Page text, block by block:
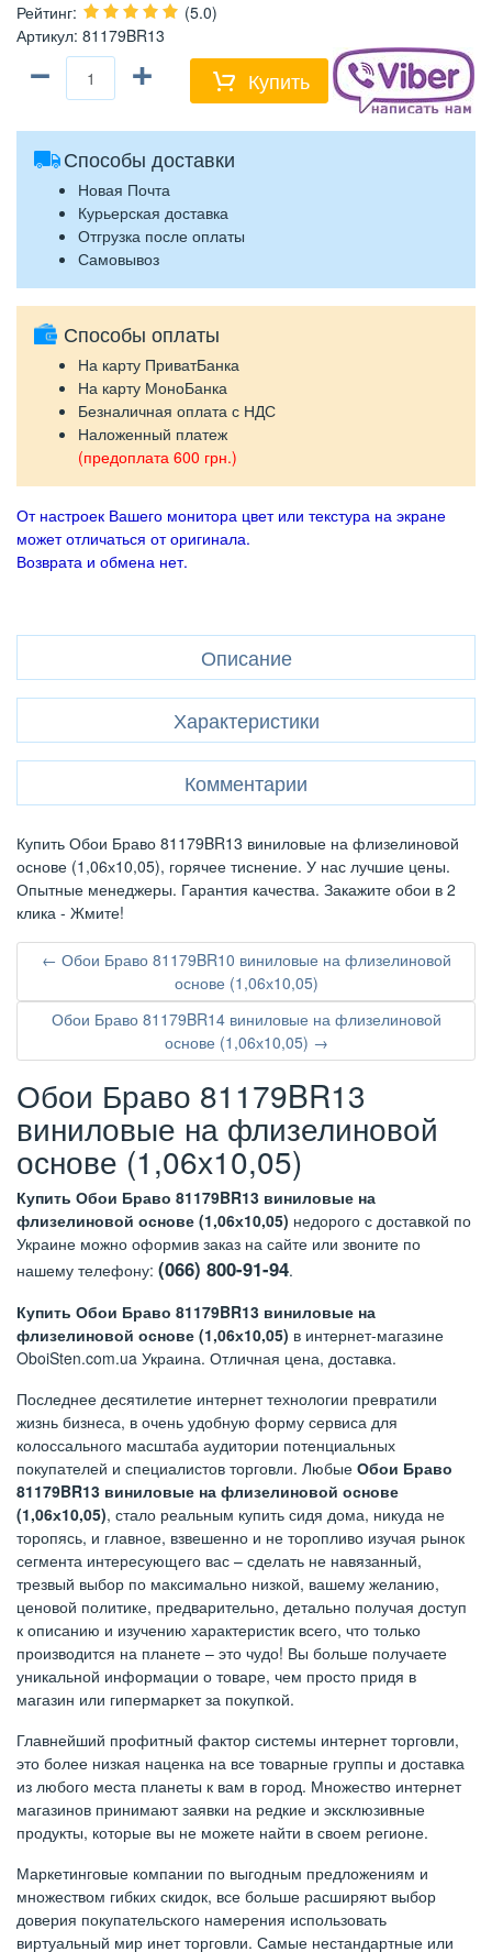
Рейтинг:
(5.0)
Артикул: 81179BR13
− + Купить
Способы доставки
Новая Почта
Курьерская доставка
Отгрузка после оплаты
Самовывоз
Способы оплаты
На карту ПриватБанка
На карту МоноБанка
Безналичная оплата с НДС
Наложенный платеж
(предоплата 600 грн.)
От настроек Вашего монитора цвет или текстура на экране
может отличаться от оригинала.
Возврата и обмена нет.
Описание
Характеристики
Комментарии
Купить Обои Браво 81179BR13 виниловые на флизелиновой
основе (1,06х10,05), горячее тиснение. У нас лучшие цены.
Опытные менеджеры. Гарантия качества. Закажите обои в 2
клика - Жмите!
← Обои Браво 81179BR10 виниловые на флизелиновой
основе (1,06х10,05)
Обои Браво 81179BR14 виниловые на флизелиновой
основе (1,06х10,05) →
Обои Браво 81179BR13
виниловые на флизелиновой
основе (1,06х10,05)
Купить Обои Браво 81179BR13 виниловые на
флизелиновой основе (1,06х10,05) недорого с доставкой по
Украине можно оформив заказ на сайте или звоните по
нашему телефону: (066) 800-91-94.
Купить Обои Браво 81179BR13 виниловые на
флизелиновой основе (1,06х10,05) в интернет-магазине
OboiSten.com.ua Украина. Отличная цена, доставка.
Последнее десятилетие интернет технологии превратили
жизнь бизнеса, в очень удобную форму сервиса для
колоссального масштаба аудитории потенциальных
покупателей и специалистов торговли. Любые Обои Браво
81179BR13 виниловые на флизелиновой основе
(1,06х10,05), стало реальным купить сидя дома, никуда не
торопясь, и главное, взвешенно и не торопливо изучая рынок
сегмента интересующего вас – сделать не навязанный,
трезвый выбор по максимально низкой, вашему желанию,
ценовой политике, предварительно, детально получая доступ
к описанию и изучению характеристик всего, что только
производится на планете – это чудо! Вы больше получаете
уникальной информации о товаре, чем просто придя в
магазин или гипермаркет за покупкой.
Главнейший профитный фактор системы интернет торговли,
это более низкая наценка на все товарные группы и доставка
из любого места планеты к вам в город. Множество интернет
магазинов принимают заявки на редкие и эксклюзивные
продукты, которые вы не можете найти в своем регионе.
Маркетинговые компании по выгодным предложениям и
множеством гибких скидок, все больше расширяют выбор
доверия покупательского намерения использовать
виртуальный мир инет торговли. Самые нестандартные или